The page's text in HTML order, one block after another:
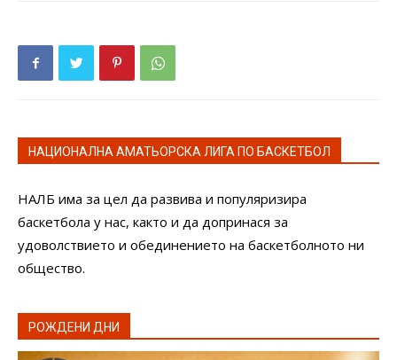
НАЦИОНАЛНА АМАТЬОРСКА ЛИГА ПО БАСКЕТБОЛ
НАЛБ има за цел да развива и популяризира
баскетбола у нас, както и да допринася за
удоволствието и обединението на баскетболното ни
общество.
РОЖДЕНИ ДНИ